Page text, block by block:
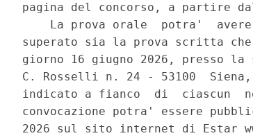
pagina del concorso, a partire
La prova orale  potra'
superato sia la prova scritta
giorno 16 giugno 2026, presso
C. Rosselli n. 24 - 53100
indicato a fianco  di  ciascun
convocazione potra' essere
2026 sul sito internet di Estar